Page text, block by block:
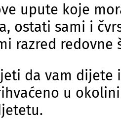
upute koje
ostati sami i
razred redovne
da vam dijete
u